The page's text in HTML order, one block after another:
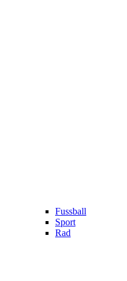
Fussball
Sport
Rad